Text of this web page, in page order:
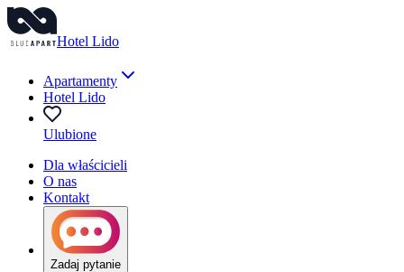
Hotel Lido
Apartamenty
Hotel Lido
Ulubione
Dla właścicieli
O nas
Kontakt
Zadaj pytanie